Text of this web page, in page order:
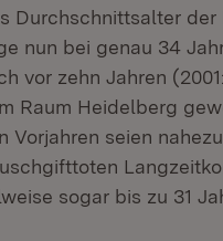
Durchschnittsalter der
nun bei genau 34
vor zehn Jahren
Raum Heidelberg
Vorjahren seien
sogar bis zu 31